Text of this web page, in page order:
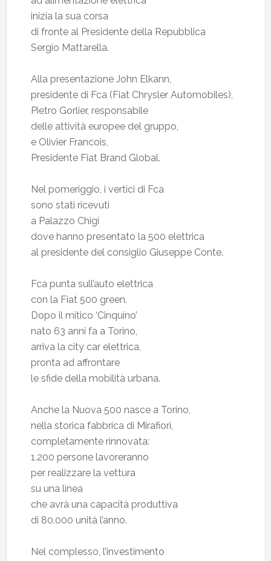
inizia la sua corsa
di fronte al Presidente della Repubblica
Sergio Mattarella.
Alla presentazione John Elkann,
presidente di Fca (Fiat Chrysler Automobiles),
Pietro Gorlier, responsabile
delle attività europee del gruppo,
e Olivier Francois,
Presidente Fiat Brand Global.
Nel pomeriggio, i vertici di Fca
sono stati ricevuti
a Palazzo Chigi
dove hanno presentato la 500 elettrica
al presidente del consiglio Giuseppe Conte.
Fca punta sull’auto elettrica
con la Fiat 500 green.
Dopo il mitico ‘Cinquino’
nato 63 anni fa a Torino,
arriva la city car elettrica,
pronta ad affrontare
le sfide della mobilità urbana.
Anche la Nuova 500 nasce a Torino,
nella storica fabbrica di Mirafiori,
completamente rinnovata:
1.200 persone lavoreranno
per realizzare la vettura
su una linea
che avrà una capacità produttiva
di 80.000 unità l’anno.
Nel complesso, l’investimento